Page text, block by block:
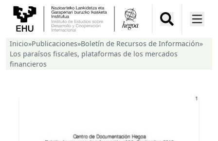
Inicio»Publicaciones»Boletín de Recursos de Información»
Los paraísos fiscales, plataformas de los mercados
financieros